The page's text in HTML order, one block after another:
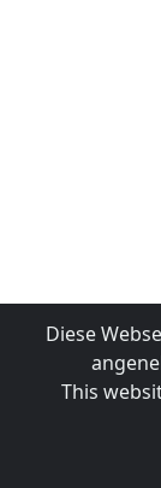
Diese
This